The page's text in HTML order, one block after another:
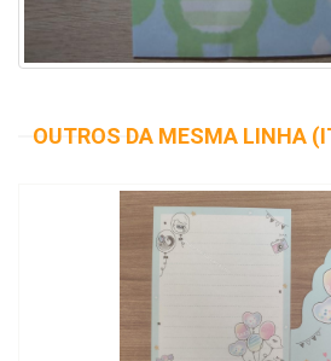
OUTROS DA MESMA LINHA